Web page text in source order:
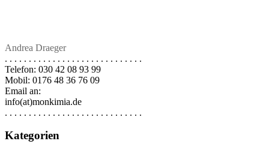
Andrea Draeger
. . . . . . . . . . . . . . . . . . . . . . . . . . . . .
Telefon: 030 42 08 93 99
Mobil: 0176 48 36 76 09
Email an:
info(at)monkimia.de
. . . . . . . . . . . . . . . . . . . . . . . . . . . . .
Kategorien